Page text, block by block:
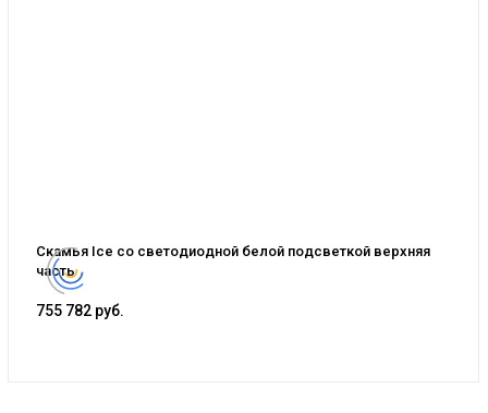
Скамья Ice со светодиодной белой подсветкой верхняя
часть
755 782 руб.